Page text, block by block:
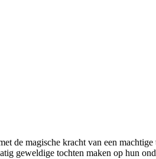
de magische kracht van een
geweldige tochten maken op hun